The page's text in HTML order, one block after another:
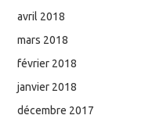
avril 2018
mars 2018
février 2018
janvier 2018
décembre 2017